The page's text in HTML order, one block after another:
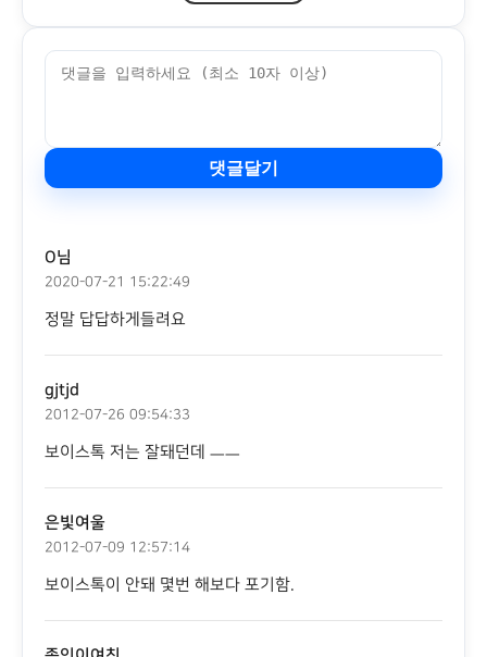
댓글달기
O님
2020-07-21 15:22:49
정말 답답하게들려요
gjtjd
2012-07-26 09:54:33
보이스톡 저는 잘돼던데 ㅡㅡ
은빛여울
2012-07-09 12:57:14
보이스톡이 안돼 몇번 해보다 포기함.